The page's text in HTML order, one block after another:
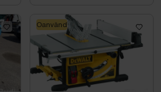
Oanvänd